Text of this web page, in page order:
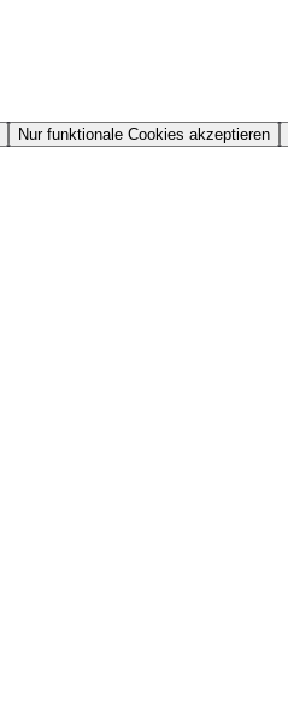
Nur funktionale Cookies akzeptieren